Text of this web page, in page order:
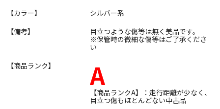
【カラー】
シルバー系
【備考】
目立つような傷等は無く美品です。
※保管時の微細な傷等はご了承くださ
い
【商品ランク】
A
【商品ランクA】：走行距離が少なく、
目立つ傷もほとんどない中古品